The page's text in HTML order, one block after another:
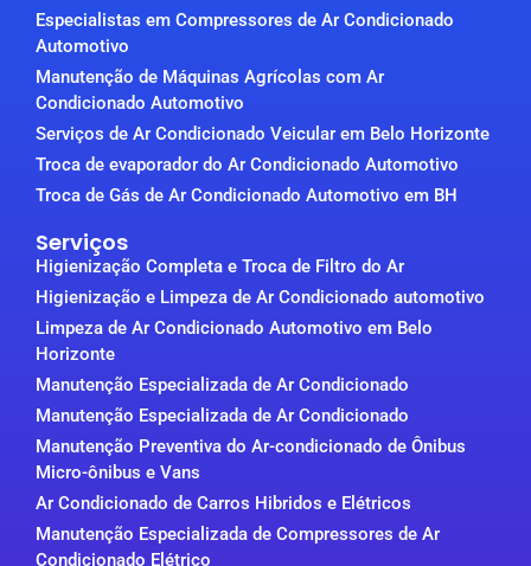
Especialistas em Compressores de Ar Condicionado
Automotivo
Manutenção de Máquinas Agrícolas com Ar
Condicionado Automotivo
Serviços de Ar Condicionado Veicular em Belo Horizonte
Troca de evaporador do Ar Condicionado Automotivo
Troca de Gás de Ar Condicionado Automotivo em BH
Serviços
Higienização Completa e Troca de Filtro do Ar
Higienização e Limpeza de Ar Condicionado automotivo
Limpeza de Ar Condicionado Automotivo em Belo
Horizonte
Manutenção Especializada de Ar Condicionado
Manutenção Especializada de Ar Condicionado
Manutenção Preventiva do Ar-condicionado de Ônibus
Micro-ônibus e Vans
Ar Condicionado de Carros Hibridos e Elétricos
Manutenção Especializada de Compressores de Ar
Condicionado Elétrico